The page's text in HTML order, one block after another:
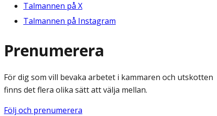
Talmannen på X
Talmannen på Instagram
Prenumerera
För dig som vill bevaka arbetet i kammaren och utskotten
finns det flera olika sätt att välja mellan.
Följ och prenumerera